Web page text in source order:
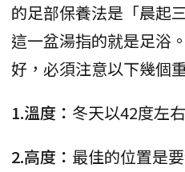
的足部保養法是「晨起
這一盆湯指的就是足浴
好，必須注意以下幾個
1.溫度： 冬天以42度左
2.高度： 最佳的位置是